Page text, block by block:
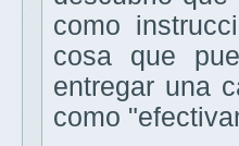
como
cosa que
entregar una
como